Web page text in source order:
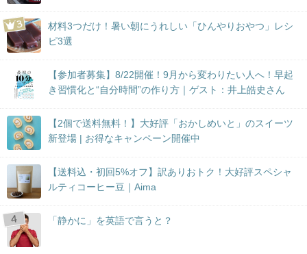
材料3つだけ！暑い朝にうれしい「ひんやりおやつ」レシ
ピ3選
【参加者募集】8/22開催！9月から変わりたい人へ！早起
き習慣化と“自分時間”の作り方｜ゲスト：井上皓史さん
【2個で送料無料！】大好評「おかしめいと」のスイーツ
新登場 | お得なキャンペーン開催中
【送料込・初回5%オフ】訳ありおトク！大好評スペシャ
ルティコーヒー豆｜Aima
「静かに」を英語で言うと？